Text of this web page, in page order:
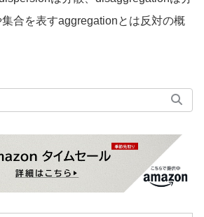
合を表すaggregationとは反対の概